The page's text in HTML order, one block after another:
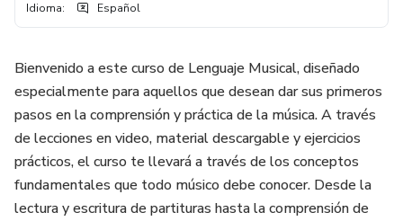
Idioma: Español
Bienvenido a este curso de Lenguaje Musical, diseñado
especialmente para aquellos que desean dar sus primeros
pasos en la comprensión y práctica de la música. A través
de lecciones en video, material descargable y ejercicios
prácticos, el curso te llevará a través de los conceptos
fundamentales que todo músico debe conocer. Desde la
lectura y escritura de partituras hasta la comprensión de